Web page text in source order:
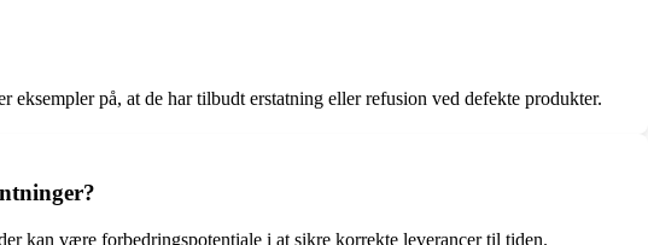
på, at de har tilbudt erstatning eller refusion ved defekte produkter.
kan være forbedringspotentiale i at sikre korrekte leverancer til tiden.